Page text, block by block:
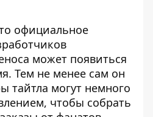
официальное
может появиться
Тем не менее сам он
тайтла могут немного
чтобы собрать